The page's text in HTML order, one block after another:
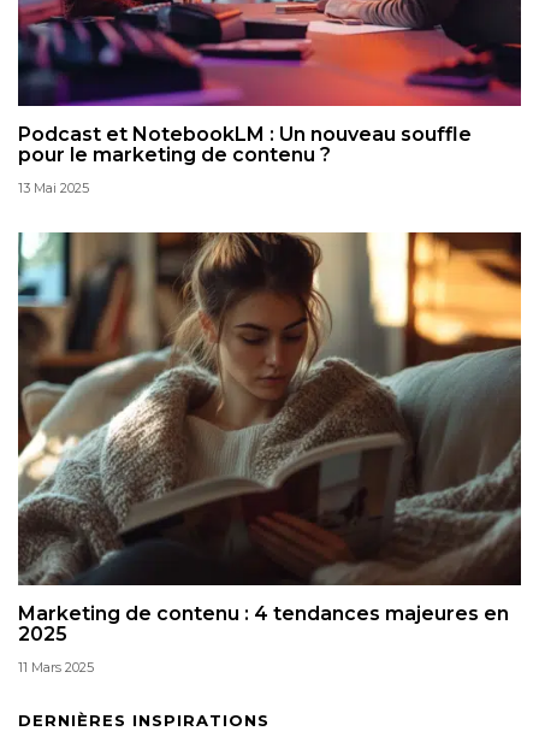
Podcast et NotebookLM : Un nouveau souffle
pour le marketing de contenu ?
13 Mai 2025
Marketing de contenu : 4 tendances majeures en
2025
11 Mars 2025
DERNIÈRES INSPIRATIONS